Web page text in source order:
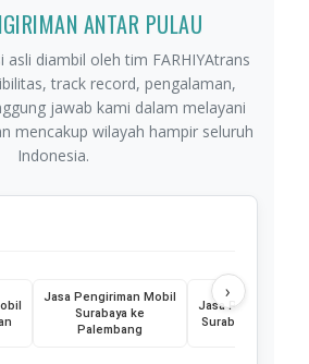
ANTAR PULAU
asli diambil oleh tim FARHIYAtrans
track record, pengalaman,
jawab kami dalam melayani
mencakup wilayah hampir seluruh
Indonesia.
Jasa Pengiriman Mobil
Surabaya ke
Palembang
Jasa Pengiriman
Surabaya ke
›